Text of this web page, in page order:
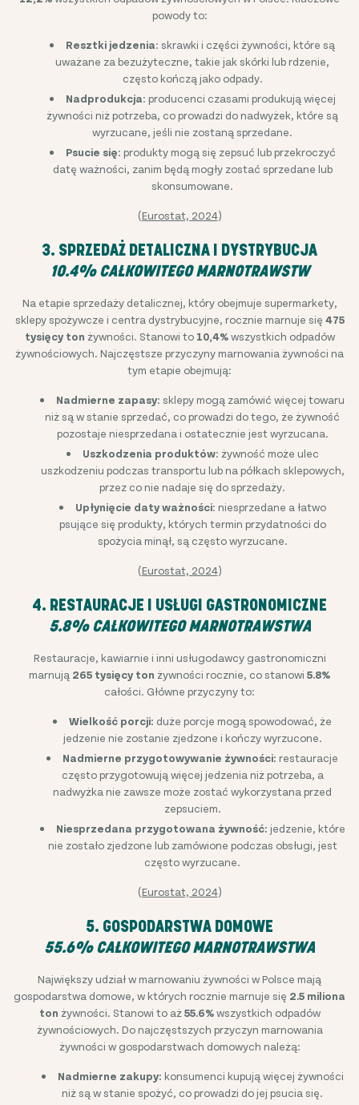
powody to:
Resztki jedzenia: skrawki i części żywności, które są
uważane za bezużyteczne, takie jak skórki lub rdzenie,
często kończą jako odpady.
Nadprodukcja: producenci czasami produkują więcej
żywności niż potrzeba, co prowadzi do nadwyżek, które są
wyrzucane, jeśli nie zostaną sprzedane.
Psucie się: produkty mogą się zepsuć lub przekroczyć
datę ważności, zanim będą mogły zostać sprzedane lub
skonsumowane.
(Eurostat, 2024)
3. SPRZEDAŻ DETALICZNA I DYSTRYBUCJA
10.4% CAŁKOWITEGO MARNOTRAWSTW
Na etapie sprzedaży detalicznej, który obejmuje supermarkety,
sklepy spożywcze i centra dystrybucyjne, rocznie marnuje się 475
tysięcy ton żywności. Stanowi to 10,4%wszystkich odpadów
żywnościowych. Najczęstsze przyczyny marnowania żywności na
tym etapie obejmują:
Nadmierne zapasy: sklepy mogą zamówić więcej towaru
niż są w stanie sprzedać, co prowadzi do tego, że żywność
pozostaje niesprzedana i ostatecznie jest wyrzucana.
Uszkodzenia produktów: żywność może ulec
uszkodzeniu podczas transportu lub na półkach sklepowych,
przez co nie nadaje się do sprzedaży.
Upłynięcie daty ważności: niesprzedane a łatwo
psujące się produkty, których termin przydatności do
spożycia minął, są często wyrzucane.
(Eurostat, 2024)
4. RESTAURACJE I USŁUGI GASTRONOMICZNE
5.8% CAŁKOWITEGO MARNOTRAWSTWA
Restauracje, kawiarnie i inni usługodawcy gastronomiczni
marnują 265 tysięcy ton żywności rocznie, co stanowi 5.8%
całości. Główne przyczyny to:
Wielkość porcji: duże porcje mogą spowodować, że
jedzenie nie zostanie zjedzone i kończy wyrzucone.
Nadmierne przygotowywanie żywności: restauracje
często przygotowują więcej jedzenia niż potrzeba, a
nadwyżka nie zawsze może zostać wykorzystana przed
zepsuciem.
Niesprzedana przygotowana żywność: jedzenie, które
nie zostało zjedzone lub zamówione podczas obsługi, jest
często wyrzucane.
(Eurostat, 2024)
5. GOSPODARSTWA DOMOWE
55.6% CAŁKOWITEGO MARNOTRAWSTWA
Największy udział w marnowaniu żywności w Polsce mają
gospodarstwa domowe, w których rocznie marnuje się 2.5 miliona
ton żywności. Stanowi to aż55.6%wszystkich odpadów
żywnościowych. Do najczęstszych przyczyn marnowania
żywności w gospodarstwach domowych należą:
Nadmierne zakupy: konsumenci kupują więcej żywności
niż są w stanie spożyć, co prowadzi do jej psucia się.